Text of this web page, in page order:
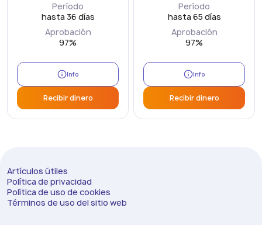
Período
hasta 36 días
Aprobación
97%
Info
Recibir dinero
Período
hasta 65 días
Aprobación
97%
Info
Recibir dinero
Artículos útiles
Política de privacidad
Política de uso de cookies
Términos de uso del sitio web